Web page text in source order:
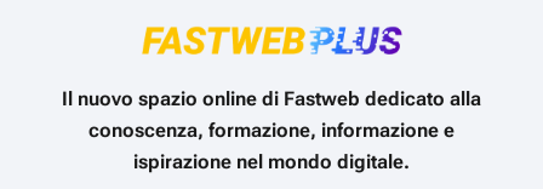
Il nuovo spazio online di Fastweb dedicato alla
conoscenza, formazione, informazione e
ispirazione nel mondo digitale.